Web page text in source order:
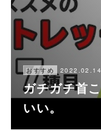
おすすめ
ガチガチ首
いい。